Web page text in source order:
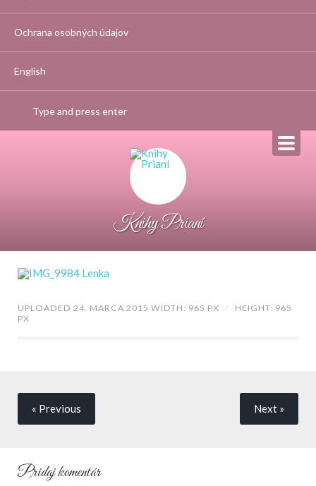
Ochrana osobných údajov
English
Knihy Prianí
UPLOADED 24. MARCA 2015 WIDTH: 965 PX /
HEIGHT: 965
PX
« Previous Next»
Pridaj komentár